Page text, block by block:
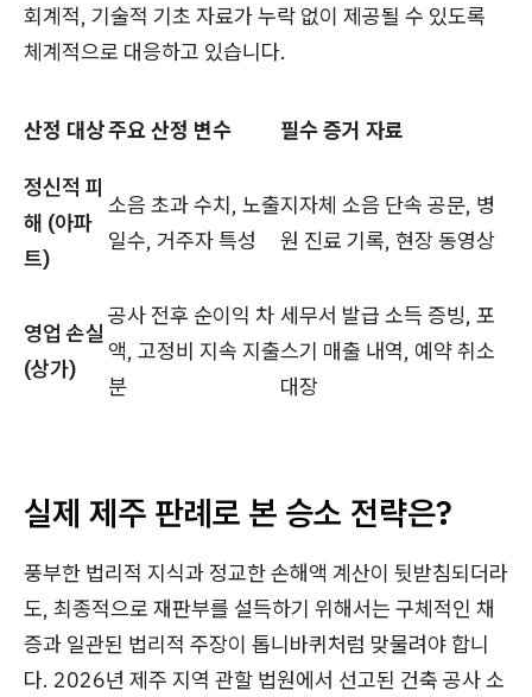
회계적, 기술적 기초 자료가 누락 없이 제공될 수 있도록
체계적으로 대응하고 있습니다.
산정 대상주요 산정 변수 필수 증거 자료
정신적 피
해 (아파
트)
소음 초과 수치, 노출
일수, 거주자 특성
지자체 소음 단속 공문, 병
원 진료 기록, 현장 동영상
영업 손실
(상가)
공사 전후 순이익 차
액, 고정비 지속 지출
분
세무서 발급 소득 증빙, 포
스기 매출 내역, 예약 취소
대장
실제 제주 판례로 본 승소 전략은?
풍부한 법리적 지식과 정교한 손해액 계산이 뒷받침되더라
도, 최종적으로 재판부를 설득하기 위해서는 구체적인 채
증과 일관된 법리적 주장이 톱니바퀴처럼 맞물려야 합니
다. 2026년 제주 지역 관할 법원에서 선고된 건축 공사 소